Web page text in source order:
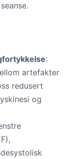
:
artefakter
redusert
og